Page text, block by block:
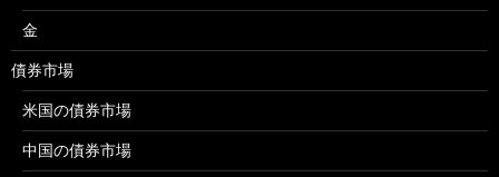
金
債券市場
米国の債券市場
中国の債券市場